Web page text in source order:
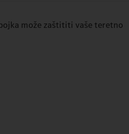
može zaštititi vaše teretno